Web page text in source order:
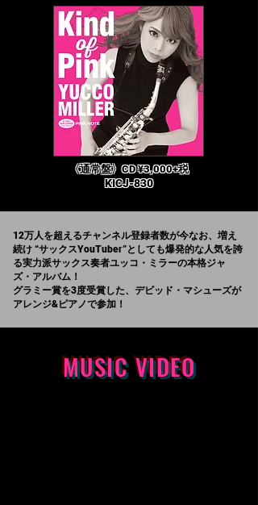
​〈通常盤〉CD ¥3,000+税
KICJ-830
12万人を超えるチャンネル登録者数が今なお、 増え
続け “サックスYouTuber”としても爆発的な人気を誇
る実力派サックス奏者ユッコ・ミラーの本格ジャ
ズ・アルバム！
グラミー賞を3度受賞した、デビッド・マシューズが
アレンジ&ピアノで参加！
​MUSIC VIDEO